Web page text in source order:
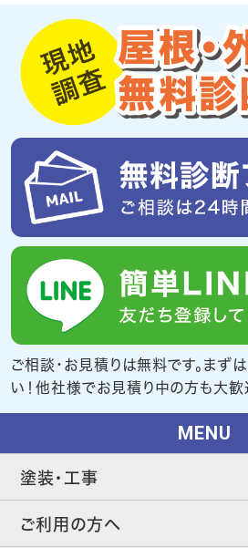
ご相談・お見積りは無料です。まず
い！他社様でお見積り中の方も大歓
MENU
塗装・工事
ご利用の方へ